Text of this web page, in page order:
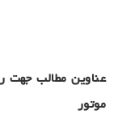
عناوین مطالب جهت
موتور